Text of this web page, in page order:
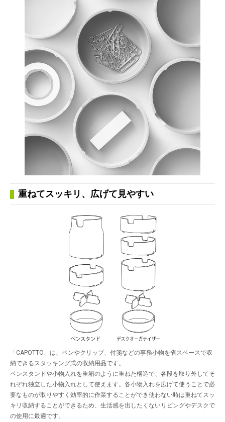
重ねてスッキリ、広げて見やすい
「CAPOTTO」は、ペンやクリップ、付箋などの事務小物を省スペースで収
納できるスタッキング式の収納用品です。
ペンスタンドや小物入れを重箱のように重ねた構造で、各段を取り外してそ
れぞれ独立した小物入れとして使えます。各小物入れを広げて使うことで必
要なものが取りやすく効率的に作業することができ使わない時は重ねてスッ
キリ収納することができるため、生活感を出したくないリビングやデスクで
の使用に最適です。